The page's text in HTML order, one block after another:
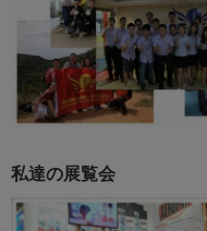
私達の展覧会